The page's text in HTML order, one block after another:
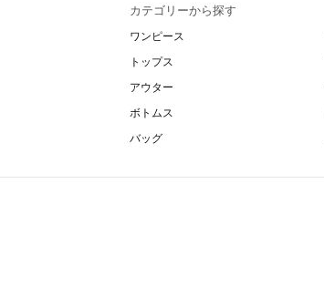
カテゴリーから探す
ワンピース
トップス
アウター
ボトムス
バッグ